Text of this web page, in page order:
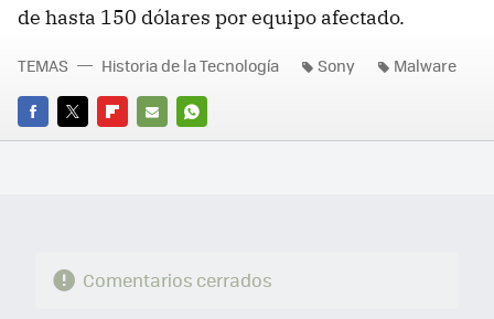
de hasta 150 dólares por equipo afectado.
FACEBOOK
TWITTERFLIPBOARD
E-
WHATSAPP
TEMAS Historia de la Tecnología Sony Malware
Comentarios cerrados